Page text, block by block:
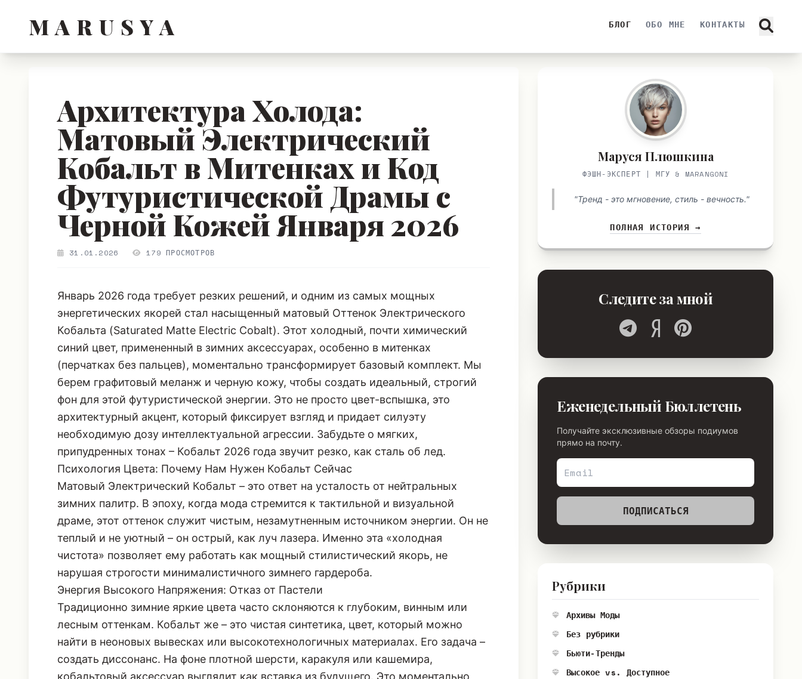
M A R U S Y A БЛОГ ОБО МНЕ КОНТАКТЫ
Архитектура Холода:
Матовый Электрический
Кобальт в Митенках и Код
Футуристической Драмы с
Черной Кожей Января 2026
Январь 2026 года требует резких решений, и одним из самых мощных
энергетических якорей стал насыщенный матовый Оттенок Электрического
Кобальта (Saturated Matte Electric Cobalt). Этот холодный, почти химический
синий цвет, примененный в зимних аксессуарах, особенно в митенках
(перчатках без пальцев), моментально трансформирует базовый комплект. Мы
берем графитовый меланж и черную кожу, чтобы создать идеальный, строгий
фон для этой футуристической энергии. Это не просто цвет-вспышка, это
архитектурный акцент, который фиксирует взгляд и придает силуэту
необходимую дозу интеллектуальной агрессии. Забудьте о мягких,
припудренных тонах – Кобальт 2026 года звучит резко, как сталь об лед.
Психология Цвета: Почему Нам Нужен Кобальт Сейчас
зимних палитр. В эпоху, когда мода стремится к тактильной и визуальной
драме, этот оттенок служит чистым, незамутненным источником энергии. Он не
теплый и не уютный – он острый, как луч лазера. Именно эта «холодная
чистота» позволяет ему работать как мощный стилистический якорь, не
нарушая строгости минималистичного зимнего гардероба.
Энергия Высокого Напряжения: Отказ от Пастели
Традиционно зимние яркие цвета часто склоняются к глубоким, винным или
лесным оттенкам. Кобальт же – это чистая синтетика, цвет, который можно
найти в неоновых вывесках или высокотехнологичных материалах. Его задача –
Маруся Плюшкина
ФЭШН-ЭКСПЕРТ | МГУ & MARANGONI
"Тренд - это мгновение, стиль - вечность."
ПОЛНАЯ ИСТОРИЯ →
Следите за мной
Еженедельный Бюллетень
Получайте эксклюзивные обзоры подиумов
прямо на почту.
ПОДПИСАТЬСЯ
Рубрики
Архивы Моды
Без рубрики
Бьюти-Тренды
Высокое vs. Доступное